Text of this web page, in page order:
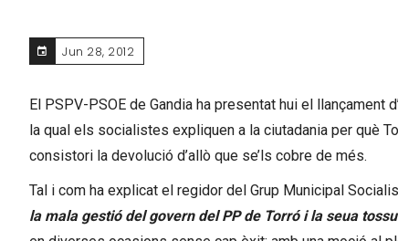
Jun 28, 2012
El PSPV-PSOE de Gandia ha presentat hui el llançament
la qual els socialistes expliquen a la ciutadania per què
consistori la devolució d’allò que se’ls cobre de més.
Tal i com ha explicat el regidor del Grup Municipal
la mala gestió del govern del PP de Torró i la seua